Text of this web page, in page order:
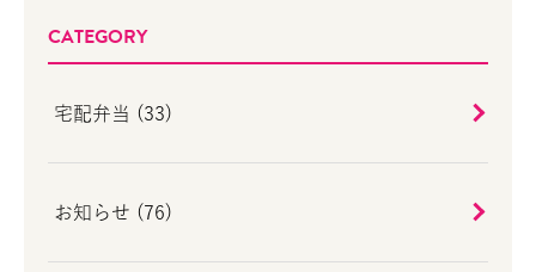
CATEGORY
宅配弁当 (33)
お知らせ (76)